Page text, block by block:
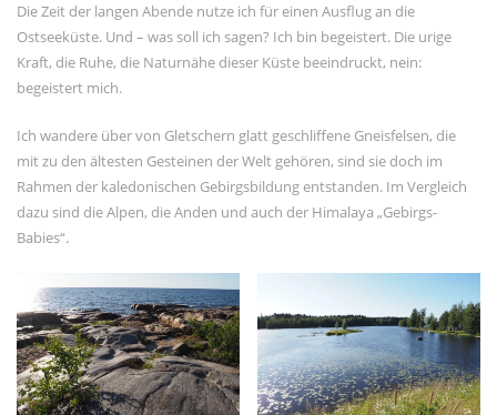
Kommentar-Feed
Die Zeit der langen Abende nutze ich für einen Ausflug an die
Ostseeküste. Und – was soll ich sagen? Ich bin begeistert. Die urige
Kraft, die Ruhe, die Naturnähe dieser Küste beeindruckt, nein:
begeistert mich.
Ich wandere über von Gletschern glatt geschliffene Gneisfelsen, die
mit zu den ältesten Gesteinen der Welt gehören, sind sie doch im
Rahmen der kaledonischen Gebirgsbildung entstanden. Im Vergleich
dazu sind die Alpen, die Anden und auch der Himalaya „Gebirgs-
Babies“.